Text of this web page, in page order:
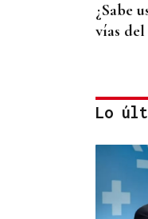
¿Sabe
vías
Lo